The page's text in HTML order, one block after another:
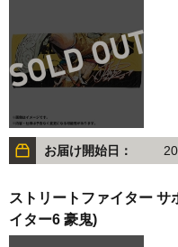
お届け開始日：
ストリートファイター サ
イター6 豪鬼)